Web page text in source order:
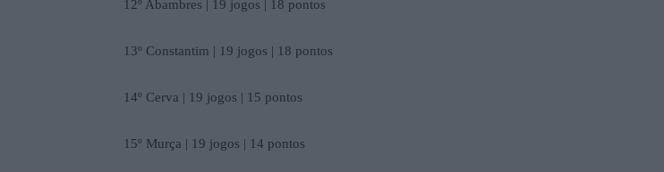
12º Abambres | 19 jogos | 18 pontos
13º Constantim | 19 jogos | 18 pontos
14º Cerva | 19 jogos | 15 pontos
15º Murça | 19 jogos | 14 pontos